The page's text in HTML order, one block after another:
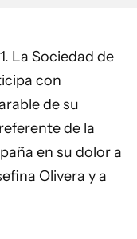
La Sociedad de
con
de su
de la
en su dolor a
Olivera y a